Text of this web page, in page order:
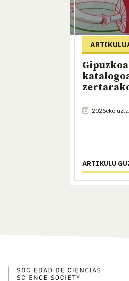
2026eko
ARTIKULU